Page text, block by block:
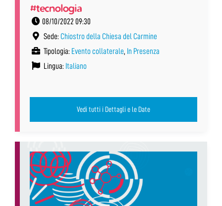
#tecnologia
08/10/2022 09:30
Sede: Chiostro della Chiesa del Carmine
Tipologia: Evento collaterale, In Presenza
Lingua: Italiano
Vedi tutti i Dettagli e le Date